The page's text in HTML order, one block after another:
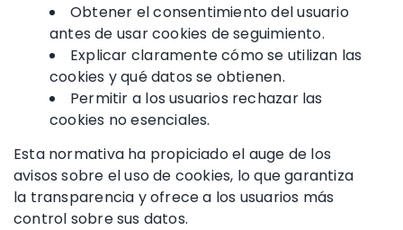
Obtener el consentimiento del usuario
antes de usar cookies de seguimiento.
Explicar claramente cómo se utilizan las
cookies y qué datos se obtienen.
Permitir a los usuarios rechazar las
cookies no esenciales.
Esta normativa ha propiciado el auge de los
avisos sobre el uso de cookies, lo que garantiza
la transparencia y ofrece a los usuarios más
control sobre sus datos.